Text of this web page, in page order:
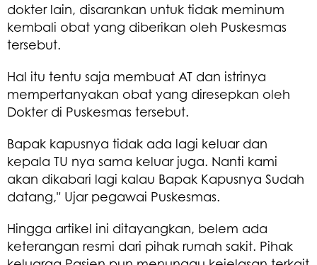
dokter lain, disarankan untuk tidak meminum
kembali obat yang diberikan oleh Puskesmas
tersebut.
Hal itu tentu saja membuat AT dan istrinya
mempertanyakan obat yang diresepkan oleh
Dokter di Puskesmas tersebut.
Bapak kapusnya tidak ada lagi keluar dan
kepala TU nya sama keluar juga. Nanti kami
akan dikabari lagi kalau Bapak Kapusnya Sudah
datang," Ujar pegawai Puskesmas.
Hingga artikel ini ditayangkan, belem ada
keterangan resmi dari pihak rumah sakit. Pihak